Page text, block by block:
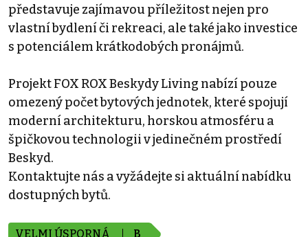
představuje zajímavou příležitost nejen pro
vlastní bydlení či rekreaci, ale také jako investice
s potenciálem krátkodobých pronájmů.
Projekt FOX ROX Beskydy Living nabízí pouze
omezený počet bytových jednotek, které spojují
moderní architekturu, horskou atmosféru a
špičkovou technologii v jedinečném prostředí
Beskyd.
Kontaktujte nás a vyžádejte si aktuální nabídku
dostupných bytů.
VELMI ÚSPORNÁ B